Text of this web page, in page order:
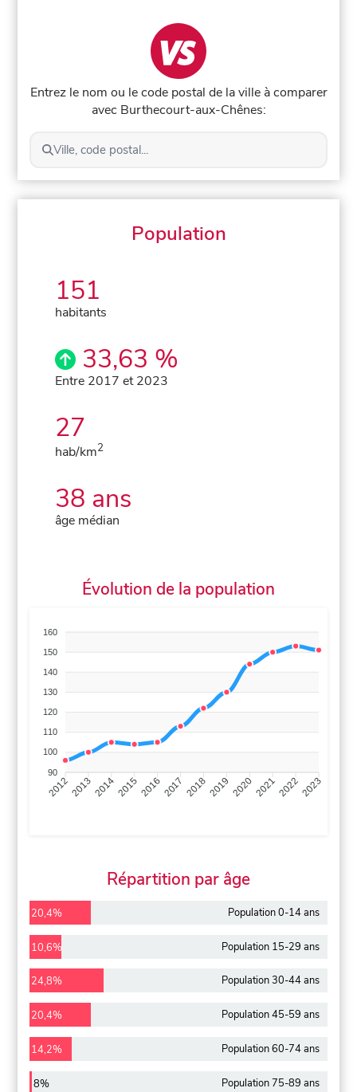
Entrez le nom ou le code postal de la ville à comparer
avec Burthecourt-aux-Chênes:
Ville, code postal...
Population
151
habitants
33,63 %
Entre 2017 et 2023
27
hab/km2
38 ans
âge médian
Évolution de la population
160
150
140
130
120
110
100
90
201220132014201520162017 20182019 2020202120222023
Répartition par âge
20,4% Population 0-14 ans
10,6% Population 15-29 ans
24,8% Population 30-44 ans
20,4% Population 45-59 ans
14,2% Population 60-74 ans
8% Population 75-89 ans